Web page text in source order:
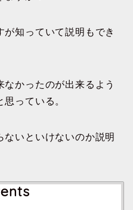
知っていて説明もでき
かったのが出来るよう
っている。
ないといけないのか説明